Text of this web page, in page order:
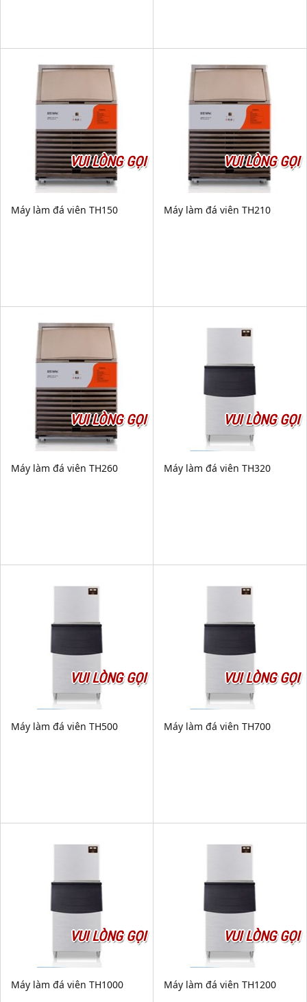
VUI LÒNG GỌI
Máy làm đá viên TH150
VUI LÒNG GỌI
Máy làm đá viên TH210
VUI LÒNG GỌI
Máy làm đá viên TH260
VUI LÒNG GỌI
Máy làm đá viên TH320
VUI LÒNG GỌI
Máy làm đá viên TH500
VUI LÒNG GỌI
Máy làm đá viên TH700
VUI LÒNG GỌI
Máy làm đá viên TH1000
VUI LÒNG GỌI
Máy làm đá viên TH1200